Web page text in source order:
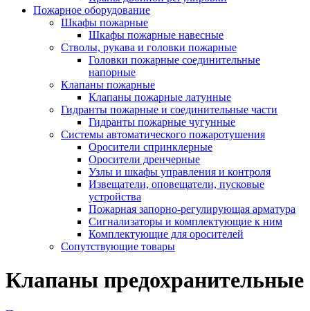
Пожарное оборудование
Шкафы пожарные
Шкафы пожарные навесные
Стволы, рукава и головки пожарные
Головки пожарные соединительные
напорные
Клапаны пожарные
Клапаны пожарные латунные
Гидранты пожарные и соединительные части
Гидранты пожарные чугунные
Системы автоматического пожаротушения
Оросители спринклерные
Оросители дренчерные
Узлы и шкафы управления и контроля
Извещатели, оповещатели, пусковые
устройства
Пожарная запорно-регулирующая арматура
Сигнализаторы и комплектующие к ним
Комплектующие для оросителей
Сопутствующие товары
Клапаны предохранительные